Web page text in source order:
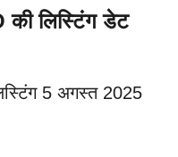
लिस्टिंग डेट
5 अगस्त 2025